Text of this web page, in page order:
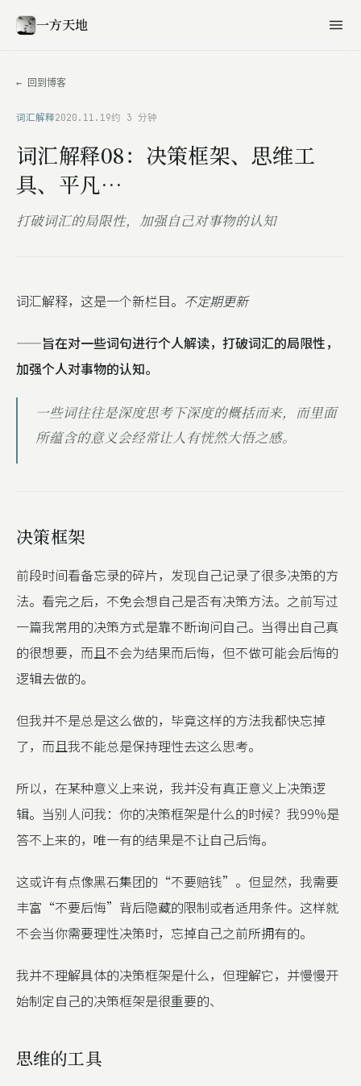
一方天地
← 回到博客
词汇解释2020.11.19约 3 分钟
词汇解释08：决策框架、思维工
具、平凡…
打破词汇的局限性，加强自己对事物的认知
词汇解释，这是一个新栏目。 不定期更新
——旨在对一些词句进行个人解读，打破词汇的局限性，
加强个人对事物的认知。
一些词往往是深度思考下深度的概括而来，而里面
所蕴含的意义会经常让人有恍然大悟之感。
决策框架
前段时间看备忘录的碎片，发现自己记录了很多决策的方
法。看完之后，不免会想自己是否有决策方法。之前写过
一篇我常用的决策方式是靠不断询问自己。当得出自己真
的很想要，而且不会为结果而后悔，但不做可能会后悔的
逻辑去做的。
但我并不是总是这么做的，毕竟这样的方法我都快忘掉
了，而且我不能总是保持理性去这么思考。
所以，在某种意义上来说，我并没有真正意义上决策逻
辑。当别人问我：你的决策框架是什么的时候？我99%是
答不上来的，唯一有的结果是不让自己后悔。
这或许有点像黑石集团的“不要赔钱”。但显然，我需要
丰富“不要后悔”背后隐藏的限制或者适用条件。这样就
不会当你需要理性决策时，忘掉自己之前所拥有的。
我并不理解具体的决策框架是什么，但理解它，并慢慢开
始制定自己的决策框架是很重要的、
思维的工具